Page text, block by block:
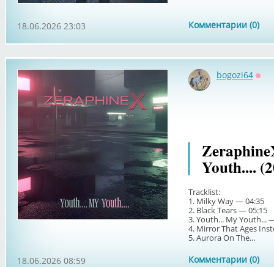
Комментарии (0)
18.06.2026 23:03
bogozi64
Youth....
Tracklist:
1. Milky Way — 04:35
2. Black Tears — 05:15
3. Youth... My Youth...
4. Mirror That Ages
5. Aurora On The...
Комментарии (0)
18.06.2026 08:59